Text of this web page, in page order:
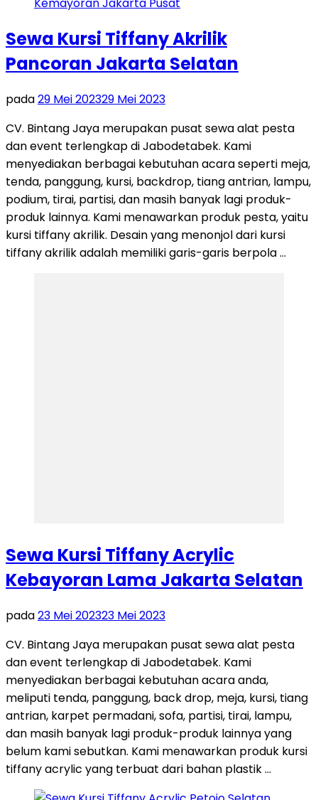
Sewa Kursi Tiffany Akrilik
Pancoran Jakarta Selatan
pada29 Mei 202329 Mei 2023
CV. Bintang Jaya merupakan pusat sewa alat pesta
dan event terlengkap di Jabodetabek. Kami
menyediakan berbagai kebutuhan acara seperti meja,
tenda, panggung, kursi, backdrop, tiang antrian, lampu,
podium, tirai, partisi, dan masih banyak lagi produk-
produk lainnya. Kami menawarkan produk pesta, yaitu
kursi tiffany akrilik. Desain yang menonjol dari kursi
tiffany akrilik adalah memiliki garis-garis berpola …
Sewa Kursi Tiffany Acrylic
Kebayoran Lama Jakarta Selatan
pada23 Mei 202323 Mei 2023
CV. Bintang Jaya merupakan pusat sewa alat pesta
dan event terlengkap di Jabodetabek. Kami
menyediakan berbagai kebutuhan acara anda,
meliputi tenda, panggung, back drop, meja, kursi, tiang
antrian, karpet permadani, sofa, partisi, tirai, lampu,
dan masih banyak lagi produk-produk lainnya yang
belum kami sebutkan. Kami menawarkan produk kursi
tiffany acrylic yang terbuat dari bahan plastik …